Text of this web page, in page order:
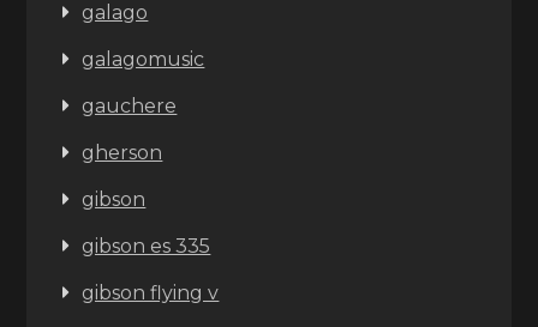
galago
galagomusic
gauchere
gherson
gibson
gibson es 335
gibson flying v